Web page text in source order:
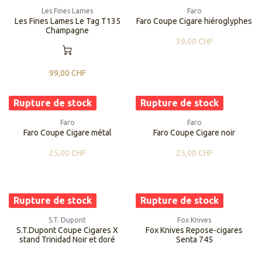
Les Fines Lames
Les Fines Lames Le Tag T135
Champagne
99,00 CHF
Faro
Faro Coupe Cigare hiéroglyphes
39,00 CHF
Rupture de stock
Faro
Faro Coupe Cigare métal
25,00 CHF
Rupture de stock
Faro
Faro Coupe Cigare noir
25,00 CHF
Rupture de stock
S.T. Dupont
S.T.Dupont Coupe Cigares X
stand Trinidad Noir et doré
Rupture de stock
Fox Knives
Fox Knives Repose-cigares
Senta 745